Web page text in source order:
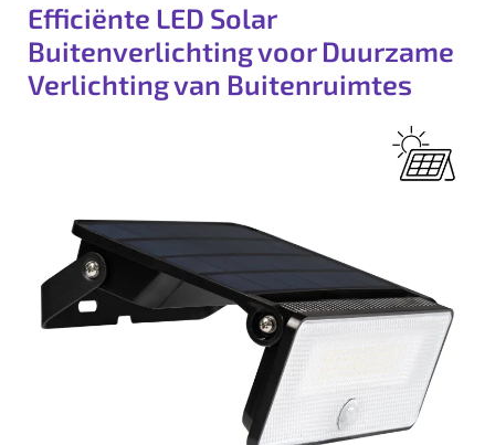
Efficiënte LED Solar
Buitenverlichting voor Duurzame
Verlichting van Buitenruimtes